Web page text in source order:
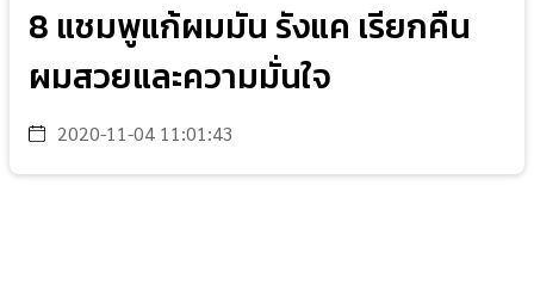
8 แชมพูแก้ผมมัน รังแค เรียกคืน
ผมสวยและความมั่นใจ
2020-11-04 11:01:43